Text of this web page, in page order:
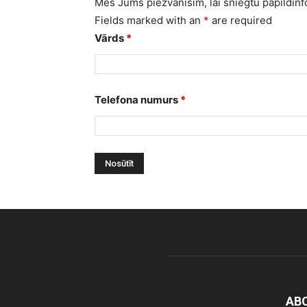
Fields marked with an * are required
Vārds *
Telefona numurs *